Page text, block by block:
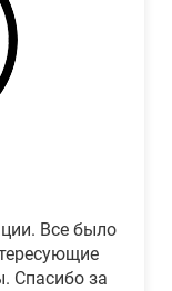
Все было
Спасибо за